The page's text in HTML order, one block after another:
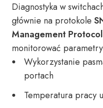
Diagnostyka w
głównie na protokole
Management
monitorować
Wykorzystanie
portach
Temperatura pracy